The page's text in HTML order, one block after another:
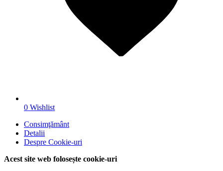
0 Wishlist
Consimţământ
Detalii
Despre Cookie-uri
Acest site web folosește cookie-uri